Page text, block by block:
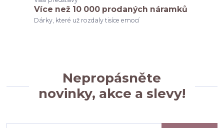
Více než 10 000 prodaných náramků
Dárky, které už rozdaly tisíce emocí
Nepropásněte
novinky, akce a slevy!